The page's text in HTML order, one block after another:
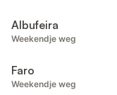
Albufeira
Weekendje weg
Faro
Weekendje weg